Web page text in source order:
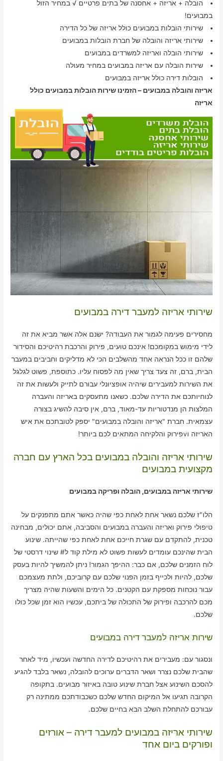
הובלה + אריזה + אחסנה של בתים פרטיים √ במחיר הזול
במבועים!
שירותי הובלות במבועים כולל אריזה של כל הדירה
שירותי אריזה והובלה של חברת הובלות במבועים
שירותי הובלה ואריזה למשרדים במבועים
שירות הובלה עם אריזה במבועים במחיר מעולה
הובלות דירה כולל אריזה במבועים
אריזה והובלה במבועים – הזמינו שירות הובלות במבועים כולל
אריזה
שירותי אריזה למעבר דירה במבועים
מחסירים פעימה לגמור את העבודה? ישנם אלה אשר מביא את זה
לידי מימוש במקומכם! אינכם טועים, פירוק והרכבת רהיטיכם והסידור
שלהם זו ככל הנראה אחד מהשלבים הכי לא מדליקים וחביבים במעבר
הבית, ברם, זה צעד צריך שאין מה לפסוח עליו. כתוספת, פשוט לגלגל
את השירות למעבירים שיהיה אופציונלי עבורם לתייק ולעשות את זה
לנוחיותכם את הדירה שלכם. כשאנו מתעסקים באריזה והעברה
המלצות הן מנדטוריות עד-מאוד, ברם, אין סיבה להשיג בצורה
עצמאית. חברת "אריזה והובלה במבועים" יספק לטובתכם את איש
האריזה וvפירוק והלקיחה המתאים לכם ביותר!
שירותי אריזה והובלה במבועים בכל הארץ עם חברה
מקצועית במבועים
שירותי אריזה במבועים, הובלה ופריקה במבועים
הלו"ז שלכם נשאר אחת לאחת כפי שהיה כאשר אתם מתפנקים על
טיפולי פירוק ואריזה והעברה במבועים והסביבה, אתם יכולים, מבחינה
טכנית, להתקדם עם שגרת חייכם אחת לאחת כפי שהייתה. שינוע
הבית שהינכם עומדים לעשות פשוט לא מילת קוד ל# שינוי דרסטי של
לוח הזמנים שלכם, אם כבר: ההיפך הגמור! ניתן להמשיך להיות בעסק
שלכם, להיות ולכייף בזמן הפנוי שלכם עם קרוביכם, ולתת מעצמכם
עבור נוכחות מספקת עם הקטנים. כל הימים והשעות שהיה מצריך
מכם להרכבה ופירוק של התכולה של ביתכם, עכשיו הוא זמן שכל כולו
שלכם.
שירות אריזה למעבר דירה במבועים
ונסגור עם: מעבירים את רהיטיכם לדירה החדשה ועכשיו, מיד לאחר
שהבית שלכם נצרר ושאר הדברים ערוכים להובלה, נשאר בלבד להגיע
להסכם השינוע אצל חברת שינוע טובה באיזור מבועים. בתקופה
הקרובה תגיעו אל המיקום החדש שלכם כשכבודתכם ממתינה רק
עבורכם להתחלת השלב הבא בחיים שלכם.
שירותי אריזה במבועים למעבר דירה – אורזים
ופורקים ביום אחד